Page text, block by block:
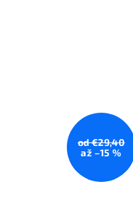
od €29,40
až –15 %